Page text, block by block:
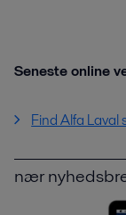
Seneste online
Find Alfa Laval
nær